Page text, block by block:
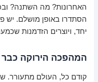
האחרונות? מה השתנה?
הסתדרו באופן מושלם. יש
יחד, ויוצרים הזדמנות
המהפכה הירוקה
קודם כל, העולם מתעורר.